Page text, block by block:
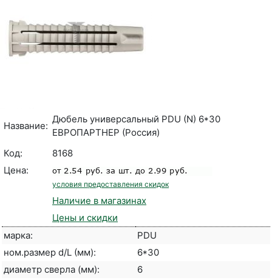
Название:
Дюбель универсальный PDU (N) 6*30
ЕВРОПАРТНЕР (Россия)
Код:
8168
Цена:
условия предоставления скидок
Наличие в магазинах
Цены и скидки
марка:
PDU
ном.размер d/L (мм):
6*30
диаметр сверла (мм):
6